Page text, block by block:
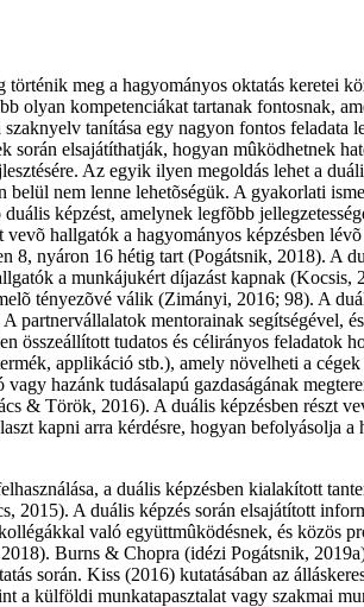
meg a hagyományos oktatás keretei
kompetenciákat tartanak fontosnak,
tanítása egy nagyon fontos feladata
elsajátíthatják, hogyan mûködhetnek
Az egyik ilyen megoldás lehet a
nem lenne lehetõségük. A gyakorlati
képzést, amelynek legfõbb
hallgatók a hagyományos képzésben
8, nyáron 16 hétig tart (Pogátsnik, 2018). A
a munkájukért díjazást kapnak
tényezõvé válik (Zimányi, 2016; 98). A
mentorainak segítségével,
összeállított tudatos és célirányos feladatok
applikáció stb.), amely növelheti a
hazánk tudásalapú gazdaságának
& Török, 2016). A duális képzésben részt
kapni arra kérdésre, hogyan befolyásolja a
a duális képzésben kialakított
2015). A duális képzés során elsajátított
való együttmûködésnek, és közös
Burns & Chopra (idézi Pogátsnik,
során. Kiss (2016) kutatásában az
a külföldi munkatapasztalat vagy szakmai